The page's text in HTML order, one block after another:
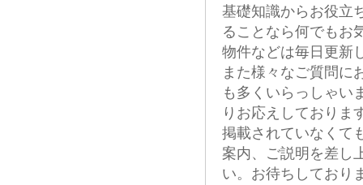
基礎知識からお役立
ることなら何でもお
物件などは毎日更新
また様々なご質問に
も多くいらっしゃい
りお応えしておりま
掲載されていなくて
案内、ご説明を差し
い。お待ちしており